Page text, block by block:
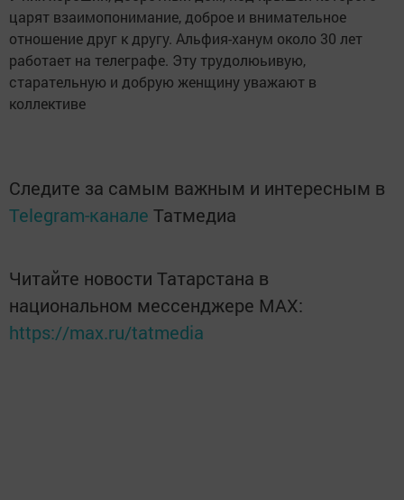
царят взаимопонимание, доброе и внимательное
отношение друг к другу. Альфия-ханум около 30 лет
работает на телеграфе. Эту трудолюьивую,
старательную и добрую женщину уважают в
коллективе
Следите за самым важным и интересным в
Telegram-канале Татмедиа
Читайте новости Татарстана в
национальном мессенджере MАХ:
https://max.ru/tatmedia